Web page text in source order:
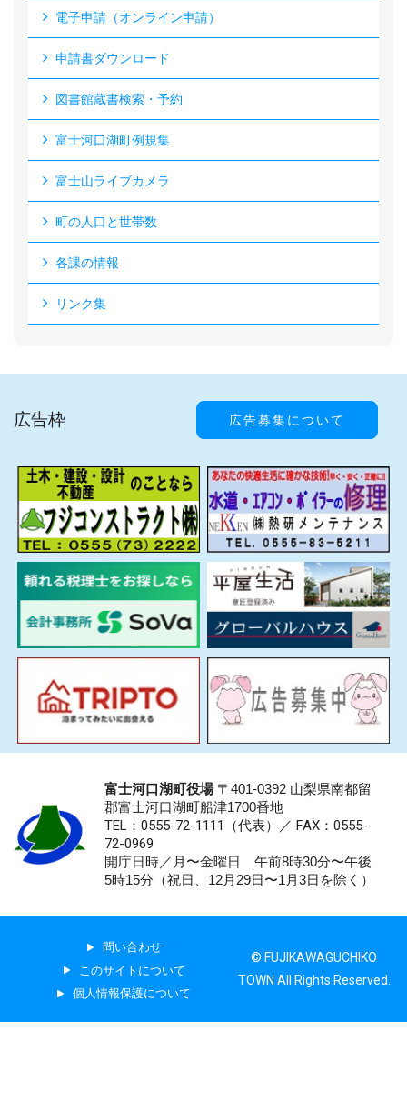
電子申請（オンライン申請）
申請書ダウンロード
図書館蔵書検索・予約
富士河口湖町例規集
富士山ライブカメラ
町の人口と世帯数
各課の情報
リンク集
広告枠 広告募集について
富士河口湖町役場〒401-0392 山梨県南都留
郡富士河口湖町船津1700番地
TEL：0555-72-1111 （代表）／ FAX：0555-
72-0969
開庁日時／月〜金曜日 午前8時30分〜午後
5時15分（祝日、12月29日〜1月3日を除く）
問い合わせ
このサイトについて
個人情報保護について
© FUJIKAWAGUCHIKO
TOWN All Rights Reserved.